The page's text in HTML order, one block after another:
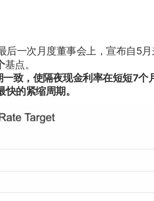
后一次月度董事会上，宣布自5
基点。
致，使隔夜现金利率在短短7
的紧缩周期。